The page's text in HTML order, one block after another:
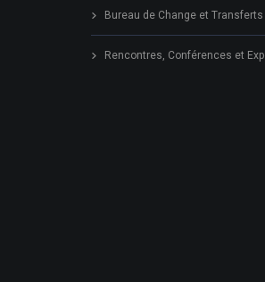
Bureau de Change et Transferts
Rencontres, Conférences et